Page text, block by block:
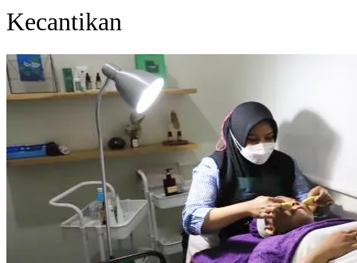
Kecantikan